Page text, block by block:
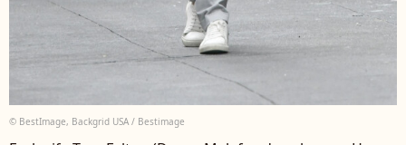
© BestImage, Backgrid USA / Bestimage